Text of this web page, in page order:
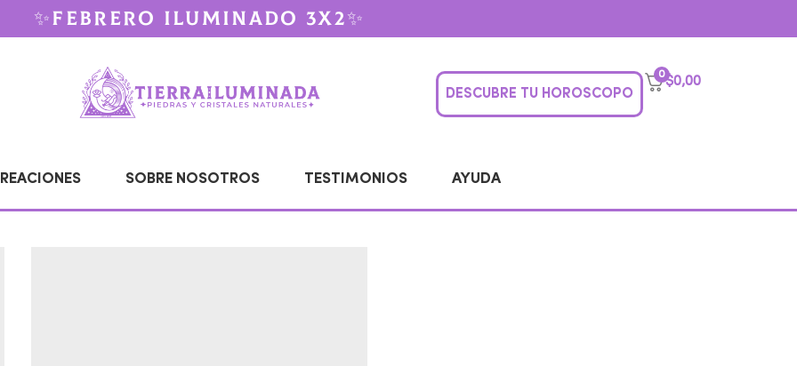
✨FEBRERO ILUMINADO 3X2✨
DESCUBRE TU HOROSCOPO
0$0,00
SOBRE NOSOTROS TESTIMONIOS AYUDA